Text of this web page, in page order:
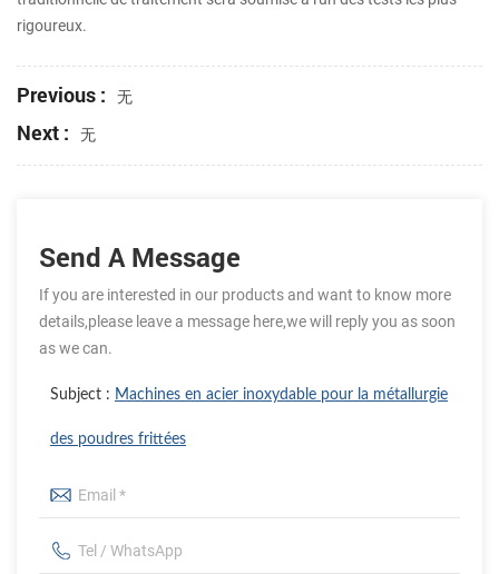
rigoureux.
Previous : 无
Next : 无
Send A Message
If you are interested in our products and want to know more
details,please leave a message here,we will reply you as soon
as we can.
Subject : Machines en acier inoxydable pour la métallurgie
des poudres frittées